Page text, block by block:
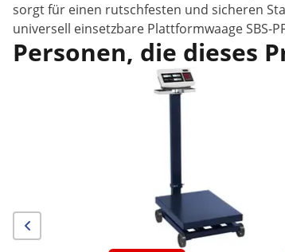
sorgt für einen rutschfesten und sicheren
universell einsetzbare Plattformwaage SBS-
Personen, die dieses